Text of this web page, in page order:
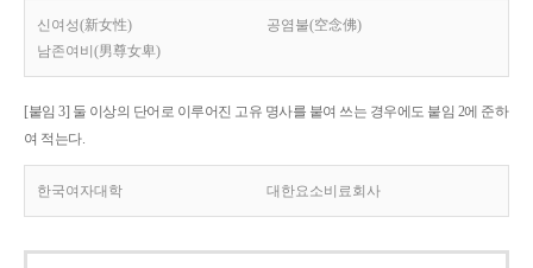
신여성(新女性)
공염불(空念佛)
남존여비(男尊女卑)
[붙임 3] 둘 이상의 단어로 이루어진 고유 명사를 붙여 쓰는 경우에도 붙임 2에 준하
여 적는다.
한국여자대학 대한요소비료회사